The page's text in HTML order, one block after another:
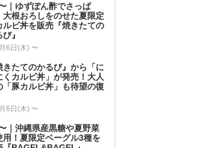
｜ゆずぽん酢でさっぱ
大根おろしをのせた夏限定
ルビ丼を販売『焼きたての
』
6日(木) 〜
きたてのかるび』から「に
くカルビ丼」が発売！大人
「豚カルビ丼」も待望の復
6日(木) 〜
｜沖縄県産黒糖や夏野菜
用！夏限定ベーグル3種を